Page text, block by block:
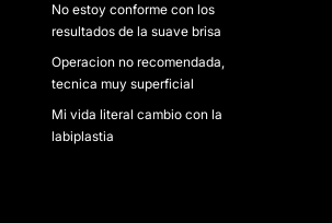
No estoy conforme con los
resultados de la suave brisa
Operacion no recomendada,
tecnica muy superficial
Mi vida literal cambio con la
labiplastia